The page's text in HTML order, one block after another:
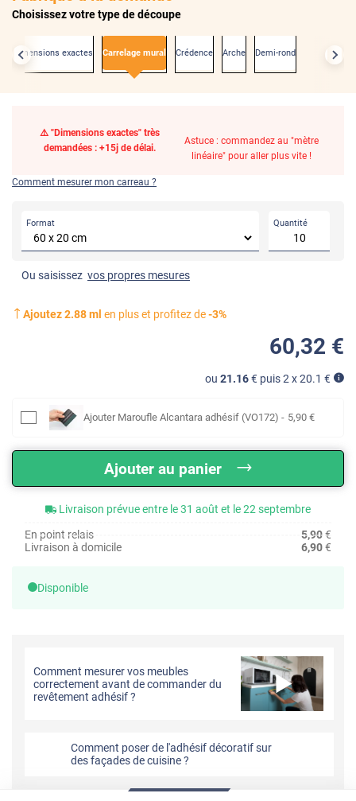
Choisissez votre type de découpe
dimensions exactes Carrelage mural Crédence Arche Demi-rond
⚠️ "Dimensions exactes" très
demandées : +15j de délai.
Astuce : commandez au "mètre
linéaire" pour aller plus vite !
Comment mesurer mon carreau ?
Format Quantité
Ou saisissez vos propres mesures
Ajoutez2.88ml en plus et profitez de-3%
60,32 €
ou 21.16€ puis 2 x20.1 €
Ajouter Maroufle Alcantara adhésif (VO172) - 5,90 €
Ajouter au panier
Livraison prévue entre le 31 août et le 22 septembre
En point relais
5,90€
Livraison à domicile
6,90€
Disponible
Comment mesurer vos meubles
correctement avant de commander du
revêtement adhésif ?
Comment poser de l'adhésif décoratif sur
des façades de cuisine ?